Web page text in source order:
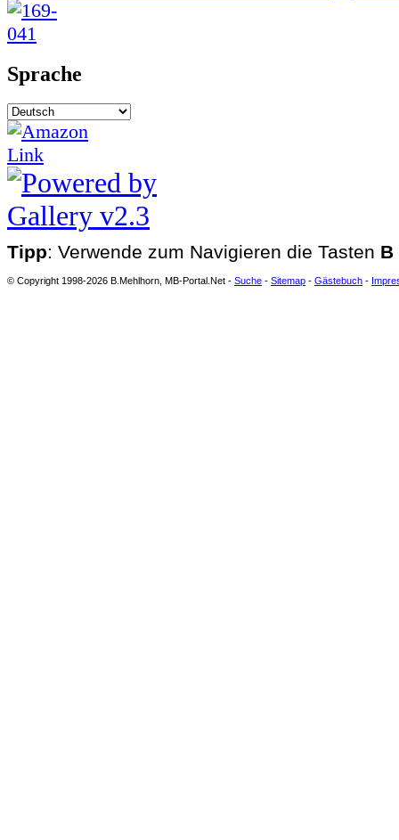
Sprache
Tipp: Verwende zum Navigieren die Tasten B
© Copyright 1998-2026 B.Mehlhorn, MB-Portal.Net - Suche - Sitemap - Gästebuch -